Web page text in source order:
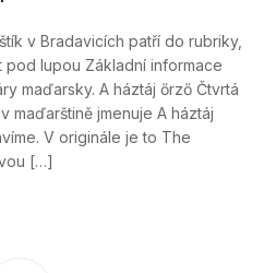
v Bradavicích patří do rubriky,
lupou Základní informace
maďarsky. A háztáj őrző Čtvrtá
maďarštině jmenuje A háztáj
V originále je to The
[…]